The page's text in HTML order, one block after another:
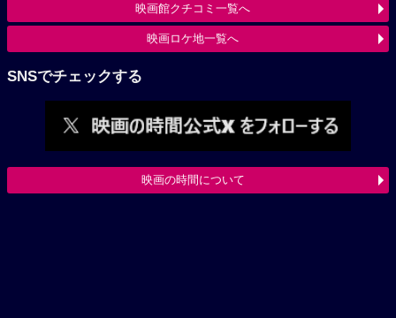
映画館クチコミ一覧へ
映画ロケ地一覧へ
SNSでチェックする
映画の時間について